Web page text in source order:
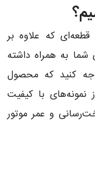
که علاوه بر
شما به همراه داشته
کنید که محصول
نمونه‌های با کیفیت
و عمر موتور